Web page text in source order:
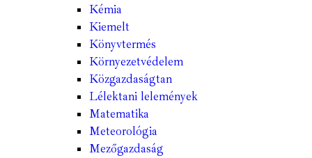
Kémia
Kiemelt
Könyvtermés
Környezetvédelem
Közgazdaságtan
Lélektani lelemények
Matematika
Meteorológia
Mezőgazdaság